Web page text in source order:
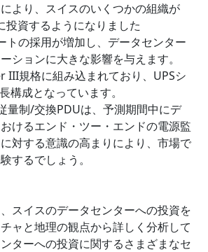
より、スイスのいくつかの組織が
投資するようになりました
トの採用が増加し、データセンター
ションに大きな影響を与えます。
III規格に組み込まれており、UPSシ
構成となっています。
量制/交換PDUは、予測期間中にデ
けるエンド・ツー・エンドの電源監
対する意識の高まりにより、市場で
するでしょう。
スイスのデータセンターへの投資を
ャと地理の観点から詳しく分析して
ターへの投資に関するさまざまなセ